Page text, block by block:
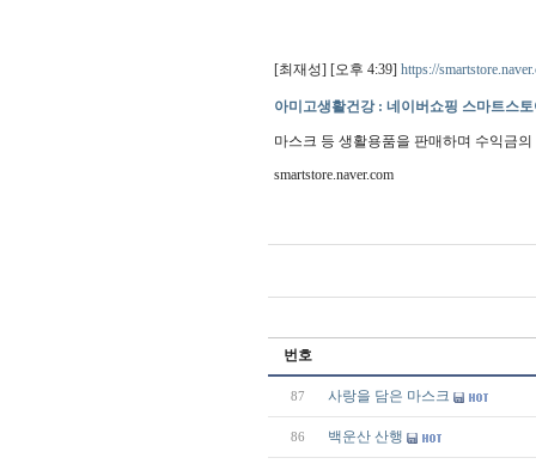
[최재성] [오후 4:39] https://
아미고생활건강 : 네이버쇼핑 스마트스
마스크 등 생활용품을 판매하며 수익금
smartstore.naver.com
번호
87 사랑을 담은 마스크
86 백운산 산행